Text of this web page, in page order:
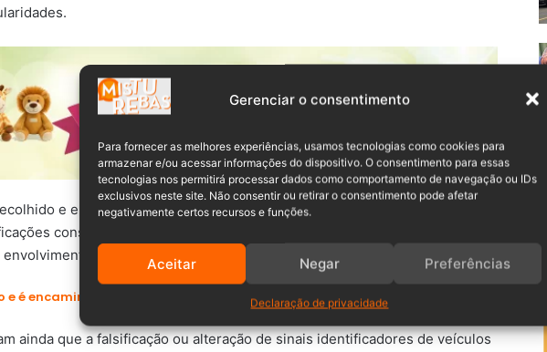
Gerenciar o consentimento
Para fornecer as melhores experiências, usamos tecnologias como cookies para
armazenar e/ou acessar informações do dispositivo. O consentimento para essas
tecnologias nos permitirá processar dados como comportamento de navegação ou IDs
exclusivos neste site. Não consentir ou retirar o consentimento pode afetar
negativamente certos recursos e funções.
Aceitar Negar Preferências
Declaração de privacidade
e encaminhado para perícia, que deverá auxiliar na confirmação da
constatadas. O caso segue sob investigação para apurar quem
em outros delitos relacionados.
e é encaminhado ao hospital após colisão entre caminhonete e motocicleta
ainda que a falsificação ou alteração de sinais identificadores de veículos